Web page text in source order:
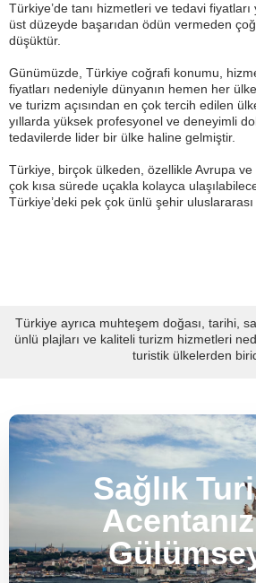
Türkiye’de tanı hizmetleri ve tedavi
üst düzeyde başarıdan ödün vermeden
düşüktür.
Günümüzde, Türkiye coğrafi konumu,
fiyatları nedeniyle dünyanın hemen her
ve turizm açısından en çok tercih edilen
yıllarda yüksek profesyonel ve deneyimli
tedavilerde lider bir ülke haline gelmiştir.
Türkiye, birçok ülkeden, özellikle Avrupa
çok kısa sürede uçakla kolayca
Türkiye’deki pek çok ünlü şehir
Türkiye ayrıca muhteşem doğası, tarihi,
ünlü plajları ve kaliteli turizm hizmetleri
turistik ülkelerden
Sağlık